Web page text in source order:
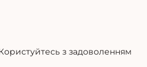
з задоволенням